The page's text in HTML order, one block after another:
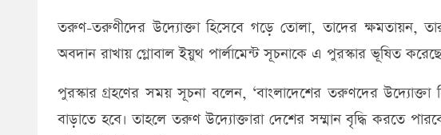
তরুণ-তরুণীদের উদ্যোক্তা হিসেবে গড়ে তোলা, তাদের ক্ষমতায়ন,
অবদান রাখায় গ্লোবাল ইয়ুথ পার্লামেন্ট সূচনাকে এ পুরস্কার ভূষিত
পুরস্কার গ্রহণের সময় সূচনা বলেন, ‘বাংলাদেশের তরুণদের
বাড়াতে হবে। তাহলে তরুণ উদ্যোক্তারা দেশের সম্মান বৃদ্ধি করতে